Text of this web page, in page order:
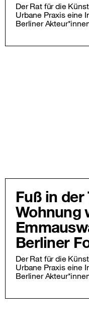
Der Rat für die
Urbane Praxis eine
Berliner
Fuß in der
Wohnung
Berliner
Der Rat für die
Urbane Praxis eine
Berliner